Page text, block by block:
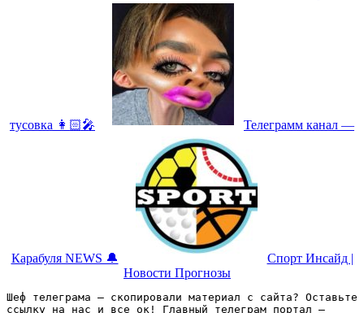
тусовка 👩🏻‍🎤 Телеграмм канал —
Карабуля NEWS 🔔
Спорт Инсайд |
Новости Прогнозы
Шеф телеграма – скопировали материал с сайта? Оставьте
ссылку на нас и все ок! Главный телеграм портал –